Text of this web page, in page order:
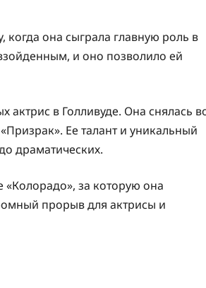
когда она сыграла главную роль в
и оно позволило ей
актрис в Голливуде. Она снялась
Ее талант и уникальный
драматических.
за которую она
прорыв для актрисы и